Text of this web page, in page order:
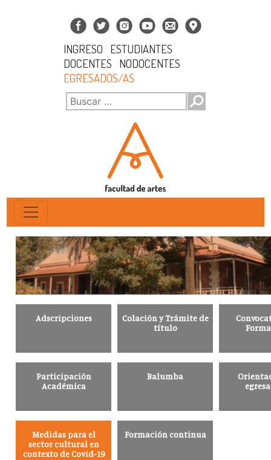
INGRESO
ESTUDIANTES
DOCENTES
NODOCENTES
EGRESADOS/AS
Adscripciones
Colación y Trámite de
título
Participación
Académica
Balumba
Medidas para el
sector cultural en
contexto de Covid-19
Formación continua